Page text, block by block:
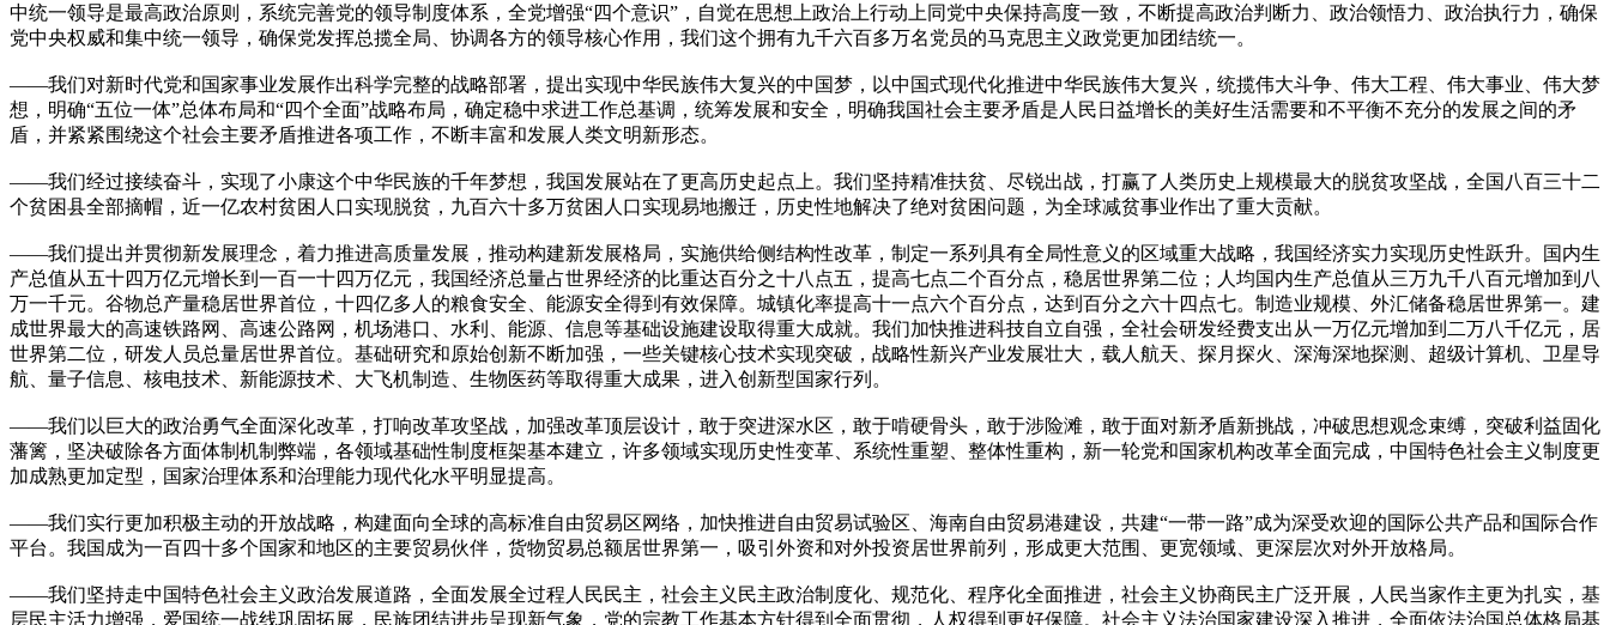
中统一领导是最高政治原则，系统完善党的领导制度体系，全党增强“四个意识”，自觉在思想上政治上行动上同党中央保持高度一致，不断提高政治判断力、政治领悟力、政治执行力，确保
党中央权威和集中统一领导，确保党发挥总揽全局、协调各方的领导核心作用，我们这个拥有九千六百多万名党员的马克思主义政党更加团结统一。
——我们对新时代党和国家事业发展作出科学完整的战略部署，提出实现中华民族伟大复兴的中国梦，以中国式现代化推进中华民族伟大复兴，统揽伟大斗争、伟大工程、伟大事业、伟大梦
想，明确“五位一体”总体布局和“四个全面”战略布局，确定稳中求进工作总基调，统筹发展和安全，明确我国社会主要矛盾是人民日益增长的美好生活需要和不平衡不充分的发展之间的矛
盾，并紧紧围绕这个社会主要矛盾推进各项工作，不断丰富和发展人类文明新形态。
——我们经过接续奋斗，实现了小康这个中华民族的千年梦想，我国发展站在了更高历史起点上。我们坚持精准扶贫、尽锐出战，打赢了人类历史上规模最大的脱贫攻坚战，全国八百三十二
个贫困县全部摘帽，近一亿农村贫困人口实现脱贫，九百六十多万贫困人口实现易地搬迁，历史性地解决了绝对贫困问题，为全球减贫事业作出了重大贡献。
——我们提出并贯彻新发展理念，着力推进高质量发展，推动构建新发展格局，实施供给侧结构性改革，制定一系列具有全局性意义的区域重大战略，我国经济实力实现历史性跃升。国内生
产总值从五十四万亿元增长到一百一十四万亿元，我国经济总量占世界经济的比重达百分之十八点五，提高七点二个百分点，稳居世界第二位；人均国内生产总值从三万九千八百元增加到八
万一千元。谷物总产量稳居世界首位，十四亿多人的粮食安全、能源安全得到有效保障。城镇化率提高十一点六个百分点，达到百分之六十四点七。制造业规模、外汇储备稳居世界第一。建
成世界最大的高速铁路网、高速公路网，机场港口、水利、能源、信息等基础设施建设取得重大成就。我们加快推进科技自立自强，全社会研发经费支出从一万亿元增加到二万八千亿元，居
世界第二位，研发人员总量居世界首位。基础研究和原始创新不断加强，一些关键核心技术实现突破，战略性新兴产业发展壮大，载人航天、探月探火、深海深地探测、超级计算机、卫星导
航、量子信息、核电技术、新能源技术、大飞机制造、生物医药等取得重大成果，进入创新型国家行列。
——我们以巨大的政治勇气全面深化改革，打响改革攻坚战，加强改革顶层设计，敢于突进深水区，敢于啃硬骨头，敢于涉险滩，敢于面对新矛盾新挑战，冲破思想观念束缚，突破利益固化
藩篱，坚决破除各方面体制机制弊端，各领域基础性制度框架基本建立，许多领域实现历史性变革、系统性重塑、整体性重构，新一轮党和国家机构改革全面完成，中国特色社会主义制度更
加成熟更加定型，国家治理体系和治理能力现代化水平明显提高。
——我们实行更加积极主动的开放战略，构建面向全球的高标准自由贸易区网络，加快推进自由贸易试验区、海南自由贸易港建设，共建“一带一路”成为深受欢迎的国际公共产品和国际合作
平台。我国成为一百四十多个国家和地区的主要贸易伙伴，货物贸易总额居世界第一，吸引外资和对外投资居世界前列，形成更大范围、更宽领域、更深层次对外开放格局。
——我们坚持走中国特色社会主义政治发展道路，全面发展全过程人民民主，社会主义民主政治制度化、规范化、程序化全面推进，社会主义协商民主广泛开展，人民当家作主更为扎实，基
层民主活力增强，爱国统一战线巩固拓展，民族团结进步呈现新气象，党的宗教工作基本方针得到全面贯彻，人权得到更好保障。社会主义法治国家建设深入推进，全面依法治国总体格局基